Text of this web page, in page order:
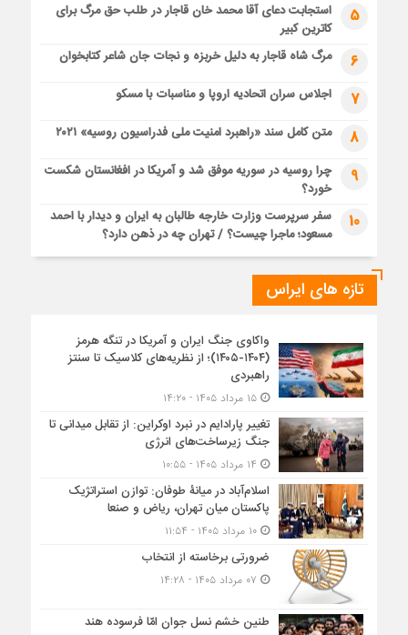
5
استجابت دعای آقا محمد خان قاجار در طلب حق مرگ برای
کاترین کبیر
6 مرگ شاه قاجار به دلیل خربزه و نجات جان شاعر کتابخوان
7 اجلاس سران اتحادیه اروپا و مناسبات با مسکو
8 متن کامل سند «راهبرد امنیت ملی فدراسیون روسیه» ۲۰۲۱
9
چرا روسیه در سوریه موفق شد و آمریکا در افغانستان شکست
خورد؟
10
سفر سرپرست وزارت خارجه طالبان به ایران و دیدار با احمد
مسعود؛ ماجرا چیست؟ / تهران چه در ذهن دارد؟
تازه های ایراس
واکاوی جنگ ایران و آمریکا در تنگه هرمز
(۱۴۰۴-۱۴۰۵)؛ از نظریه‌های کلاسیک تا سنتز
راهبردی
۱۵ مرداد ۱۴۰۵ - ۱۴:۲۰
تغییر پارادایم در نبرد اوکراین: از تقابل میدانی تا
جنگ زیرساخت‌های انرژی
اسلام‌آباد در میانۀ طوفان: توازن استراتژیک
پاکستان میان تهران، ریاض و صنعا
۱۰ مرداد ۱۴۰۵ - ۱۱:۵۴
ضرورتی برخاسته از انتخاب
طنین خشم نسل جوان امّا فرسوده هند